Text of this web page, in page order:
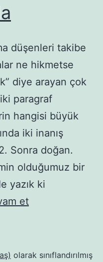
düşenleri takibe
ne hikmetse
diye arayan çok
paragraf
hangisi büyük
iki inanış
Sonra doğan.
olduğumuz bir
yazık ki
etDoğuştan
olarak sınıflandırılmış